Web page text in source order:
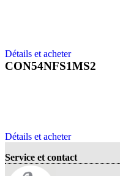
Détails et acheter
CON54NFS1MS2
Détails et acheter
Service et contact